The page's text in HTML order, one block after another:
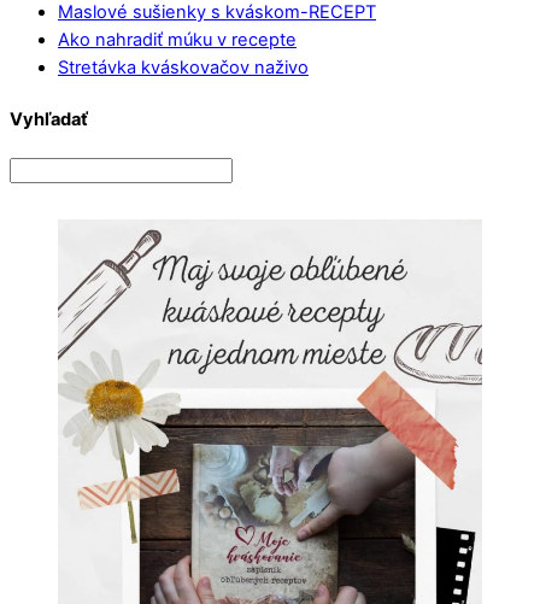
Maslové sušienky s kváskom-RECEPT
Ako nahradiť múku v recepte
Stretávka kváskovačov naživo
Vyhľadať